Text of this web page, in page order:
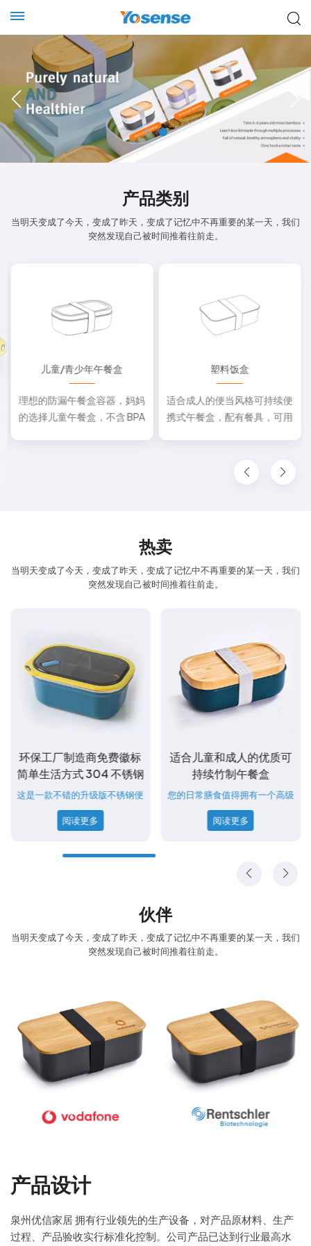
产品类别
当明天变成了今天，变成了昨天，变成了记忆中不再重要的某一天，我们
突然发现自己被时间推着往前走。
儿童/青少年午餐盒
理想的防漏午餐盒容器，妈妈
的选择儿童午餐盒，不含 BPA
塑料饭盒
适合成人的便当风格可持续便
携式午餐盒，配有餐具，可用
热卖
当明天变成了今天，变成了昨天，变成了记忆中不再重要的某一天，我们
突然发现自己被时间推着往前走。
环保工厂制造商免费徽标
简单生活方式 304 不锈钢
不含 BPA 返校午餐盒
这是一款不错的升级版不锈钢便
当盒，非常漂亮，适合作为礼物
送给家人和朋友。便携式优质多
公园、办公室或户外时享用三明
阅读更多
适合儿童和成人的优质可
持续竹制午餐盒
您的日常膳食值得拥有一个高级
防漏便当盒，并配有适合成人和
儿童的专用餐具。该盒子易于使
阅读更多
伙伴
当明天变成了今天，变成了昨天，变成了记忆中不再重要的某一天，我们
突然发现自己被时间推着往前走。
产品设计
泉州优信家居 拥有行业领先的生产设备，对产品原材料、生产
过程、产品验收实行标准化控制。公司产品已达到行业最高水